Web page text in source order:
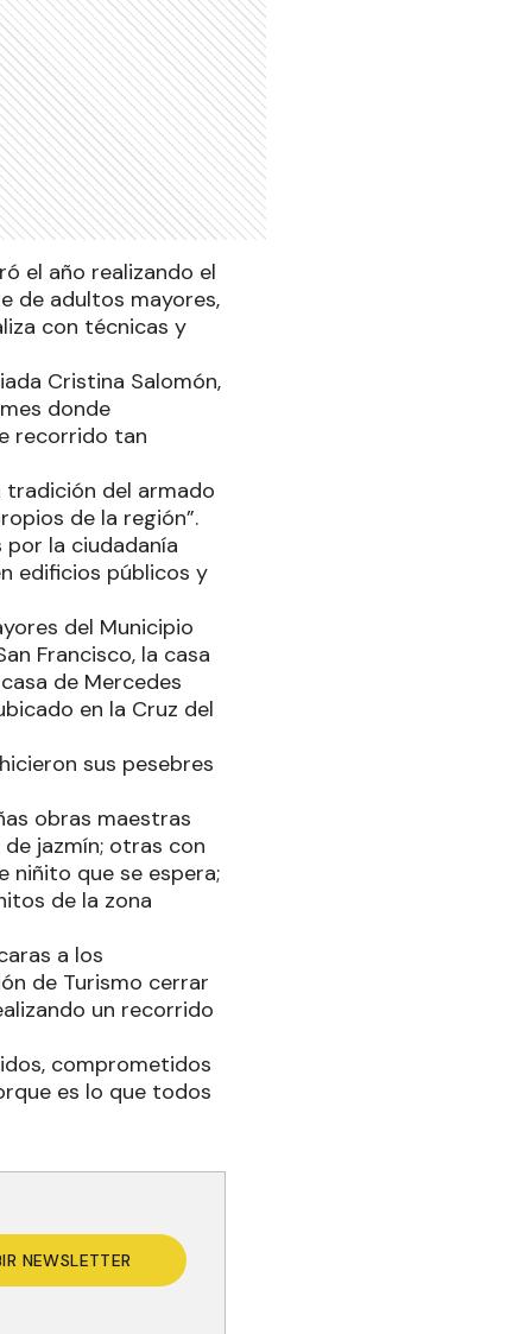
el año realizando el
de adultos mayores,
con técnicas y
Cristina Salomón,
donde
recorrido tan
tradición del armado
de la región”.
la ciudadanía
edificios públicos y
del Municipio
Francisco, la casa
de Mercedes
en la Cruz del
sus pesebres
obras maestras
jazmín; otras con
niñito que se espera;
de la zona
a los
de Turismo cerrar
un recorrido
comprometidos
es lo que todos
NEWSLETTER